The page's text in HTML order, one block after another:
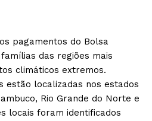
pagamentos do Bolsa
das regiões mais
climáticos extremos.
estão localizadas nos estados
Rio Grande do Norte e
locais foram identificados